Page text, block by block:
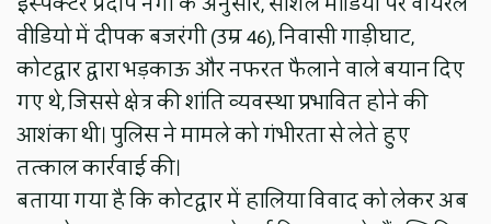
वीडियो में दीपक बजरंगी (उम्र 46), निवासी गाड़ीघाट,
कोटद्वार द्वारा भड़काऊ और नफरत फैलाने वाले बयान दिए
गए थे, जिससे क्षेत्र की शांति व्यवस्था प्रभावित होने की
आशंका थी। पुलिस ने मामले को गंभीरता से लेते हुए
तत्काल कार्रवाई की।
बताया गया है कि कोटद्वार में हालिया विवाद को लेकर अब